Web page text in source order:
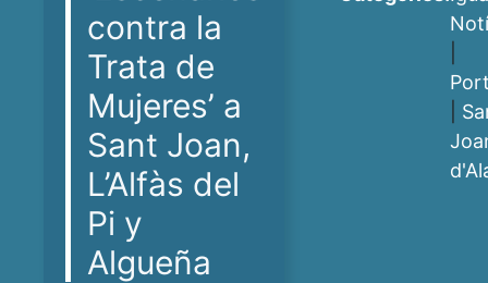
contra la
Trata de
Mujeres’ a
Sant Joan,
L’Alfàs del
Pi y
Algueña